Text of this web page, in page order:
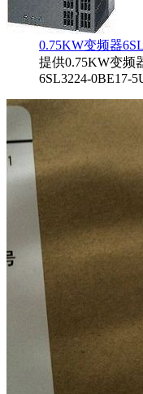
0.75KW变频器
提供0.75KW变频
6SL3224-0BE17-